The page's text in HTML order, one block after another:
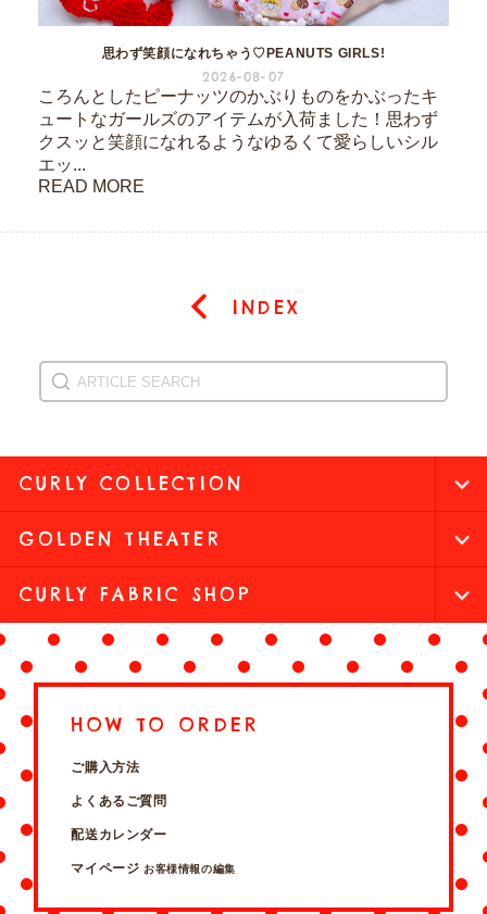
思わず笑顔になれちゃう♡PEANUTS GIRLS!
2026-08-07
ころんとしたピーナッツのかぶりものをかぶったキ
ュートなガールズのアイテムが入荷ました！思わず
クスッと笑顔になれるようなゆるくて愛らしいシル
エッ...
READ MORE
INDEX
CURLY COLLECTION
GOLDEN THEATER
CURLY FABRIC SHOP
HOW TO ORDER
ご購入方法
よくあるご質問
配送カレンダー
マイページ お客様情報の編集